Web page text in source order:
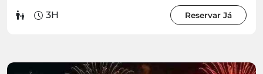
3H
Reservar Já